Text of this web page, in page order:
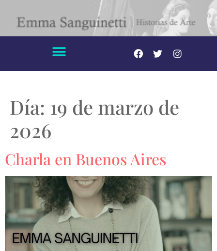
Día: 19 de marzo de
2026
Charla en Buenos Aires